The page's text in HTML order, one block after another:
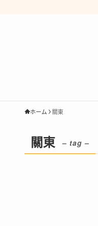
ホーム 關東
關東 – tag –